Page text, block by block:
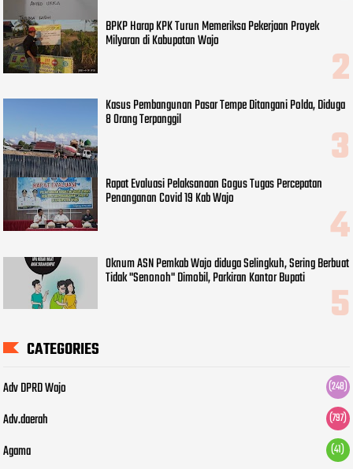
BPKP Harap KPK Turun Memeriksa Pekerjaan Proyek
Milyaran di Kabupatan Wajo
Kasus Pembangunan Pasar Tempe Ditangani Polda, Diduga
8 Orang Terpanggil
Rapat Evaluasi Pelaksanaan Gogus Tugas Percepatan
Penanganan Covid 19 Kab Wajo
Oknum ASN Pemkab Wajo diduga Selingkuh, Sering Berbuat
Tidak "Senonoh" Dimobil, Parkiran Kantor Bupati
CATEGORIES
Adv DPRD Wajo (248)
Adv.daerah (797)
Agama (41)